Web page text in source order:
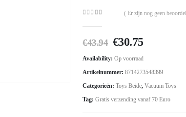
( Er zijn nog geen
€43.94 Oorspronkelijke
prijs
was:
€43.94.
€30.75Huidige
prijs
is:
€30.75.
Availability: Op voorraad
Artikelnummer: 8714273548399
Categorieën: Toys Beide, Vacuum Toys
Tag: Gratis verzending vanaf 70 Euro